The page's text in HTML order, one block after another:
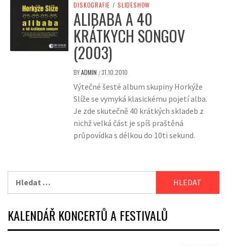
DISKOGRAFIE / SLIDESHOW
ALIBABA A 40
KRÁTKYCH SONGOV
(2003)
BYADMIN /31.10.2010
Výtečné šesté album skupiny Horkýže
Slíže se vymyká klasickému pojetí alba.
Je zde skutečně 40 krátkých skladeb z
nichž velká část je spíš praštěná
průpovídka s délkou do 10ti sekund.
KALENDÁŘ KONCERTŮ A FESTIVALŮ